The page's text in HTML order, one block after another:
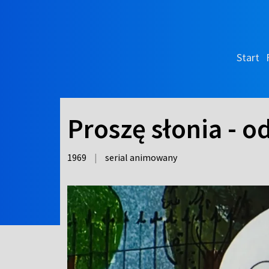
Start
Proszę słonia -
1969 | serial animowany